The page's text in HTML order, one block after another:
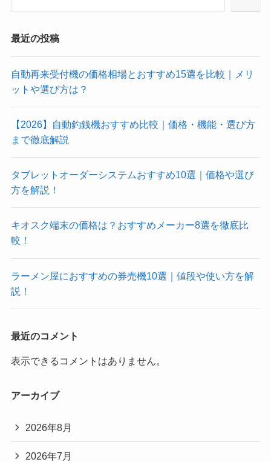
最近の投稿
自動再来受付機の価格相場とおすすめ15選を比較｜メリ
ットや選び方は？
【2026】自動釣銭機おすすめ比較｜価格・機能・選び方
まで徹底解説
タブレットオーダーシステムおすすめ10選｜価格や選び
方を解説！
キオスク端末の価格は？おすすめメーカー8選を徹底比
較！
ラーメン屋におすすめの券売機10選｜値段や使い方を解
説！
最近のコメント
表示できるコメントはありません。
アーカイブ
2026年8月
2026年7月